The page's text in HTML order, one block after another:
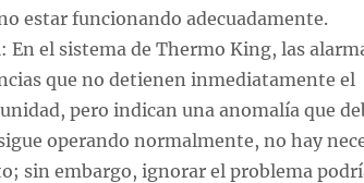
estar funcionando adecuadamente.
: En el sistema de Thermo King, las
que no detienen inmediatamente el
pero indican una anomalía que
operando normalmente, no hay
sin embargo, ignorar el problema